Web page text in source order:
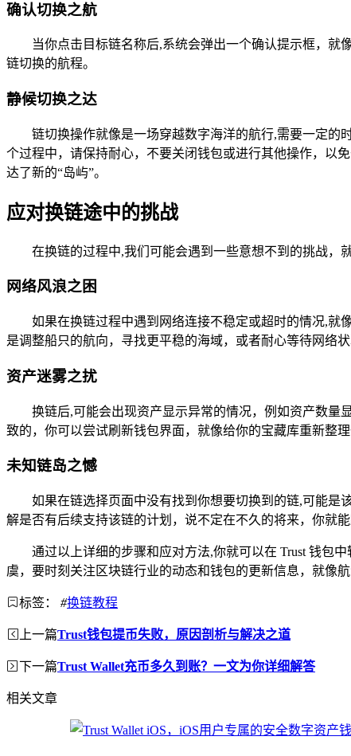
确认切换之航
当你点击目标链名称后,系统会弹出一个确认提示框，就
链切换的航程。
静候切换之达
链切换操作就像是一场穿越数字海洋的航行,需要一定的
个过程中，请保持耐心，不要关闭钱包或进行其他操作，以
达了新的“岛屿”。
应对换链途中的挑战
在换链的过程中,我们可能会遇到一些意想不到的挑战，
网络风浪之困
如果在换链过程中遇到网络连接不稳定或超时的情况,就
是调整船只的航向，寻找更平稳的海域，或者耐心等待网络
资产迷雾之扰
换链后,可能会出现资产显示异常的情况，例如资产数量
致的，你可以尝试刷新钱包界面，就像给你的宝藏库重新整
未知链岛之憾
如果在链选择页面中没有找到你想要切换到的链,可能是
解是否有后续支持该链的计划，说不定在不久的将来，你就能
通过以上详细的步骤和应对方法,你就可以在 Trust 钱包
虞，要时刻关注区块链行业的动态和钱包的更新信息，就像
标签： #换链教程
上一篇Trust钱包提币失败，原因剖析与解决之道
下一篇Trust Wallet充币多久到账？一文为你详细解答
相关文章